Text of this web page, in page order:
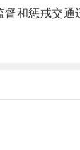
惩戒交通